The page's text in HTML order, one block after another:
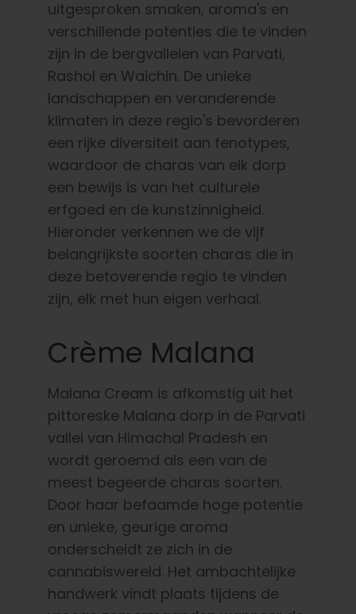
uitgesproken smaken, aroma's en
verschillende potenties die te vinden
zijn in de bergvalleien van Parvati,
Rashol en Waichin. De unieke
landschappen en veranderende
klimaten in deze regio's bevorderen
een rijke diversiteit aan fenotypes,
waardoor de charas van elk dorp
een bewijs is van het culturele
erfgoed en de kunstzinnigheid.
Hieronder verkennen we de vijf
belangrijkste soorten charas die in
deze betoverende regio te vinden
zijn, elk met hun eigen verhaal.
Crème Malana
Malana Cream is afkomstig uit het
pittoreske Malana dorp in de Parvati
vallei van Himachal Pradesh en
wordt geroemd als een van de
meest begeerde charas soorten.
Door haar befaamde hoge potentie
en unieke, geurige aroma
onderscheidt ze zich in de
cannabiswereld. Het ambachtelijke
handwerk vindt plaats tijdens de